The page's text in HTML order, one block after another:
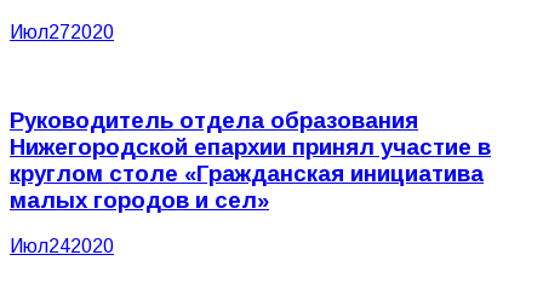
Июл272020
Руководитель отдела образования
Нижегородской епархии принял участие в
круглом столе «Гражданская инициатива
малых городов и сел»
Июл242020